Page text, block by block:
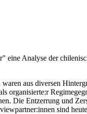
Analyse der
aus diversen
organisierte:r
Die Entzerrung und
sind